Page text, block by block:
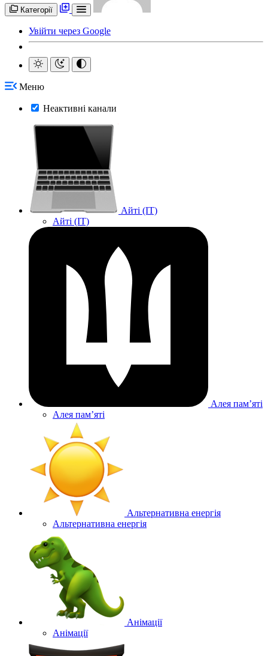
Категорії
Увійти через Google
Меню
Неактивні канали
Айті (IT)
Айті (IT)
Алея памʼяті
Алея памʼяті
Альтернативна енергія
Альтернативна енергія
Анімації
Анімації